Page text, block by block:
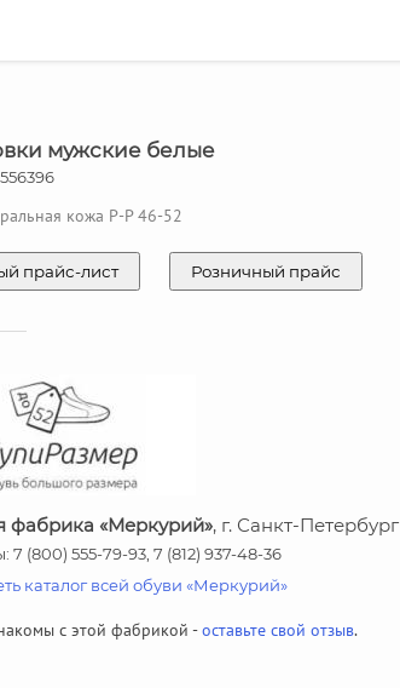
мужские белые
кожа Р-Р 46-52
прайс-лист Розничный прайс
фабрика «Меркурий», г. Санкт-Петербург
7 (800) 555-79-93, 7 (812) 937-48-36
каталог всей обуви «Меркурий»
с этой фабрикой -оставьте свой отзыв.